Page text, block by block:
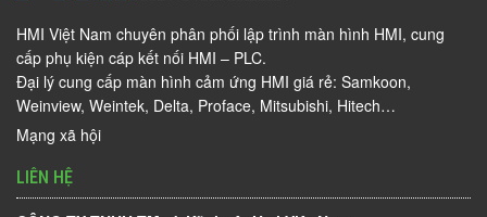
HMI Việt Nam chuyên phân phối lập trình màn hình HMI, cung
cấp phụ kiện cáp kết nối HMI – PLC.
Đại lý cung cấp màn hình cảm ứng HMI giá rẻ: Samkoon,
Weinview, Weintek, Delta, Proface, Mitsubishi, Hitech…
Mạng xã hội
LIÊN HỆ